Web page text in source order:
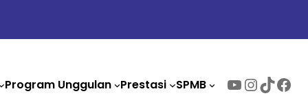
Program Unggulan Prestasi SPMB Youtube
TikTok